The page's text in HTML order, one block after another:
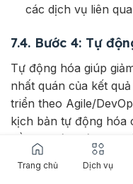
các dịch vụ liên
7.4. Bước 4: Tự
Tự động hóa giúp
nhất quán của kết
triển theo Agile/
kịch bản tự động hóa
cần sự giám sát trực
Xây dựng kịch bản
Trang chủ Dịch vụ